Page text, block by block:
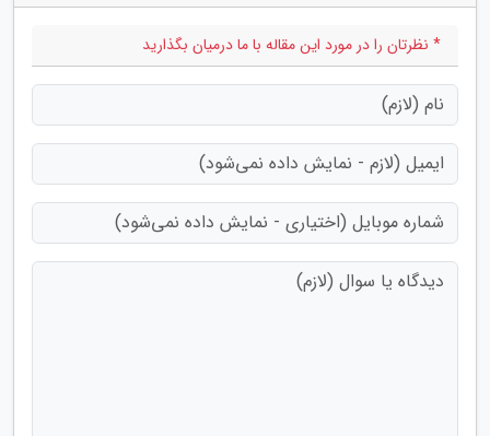
* نظرتان را در مورد این مقاله با ما درمیان بگذارید